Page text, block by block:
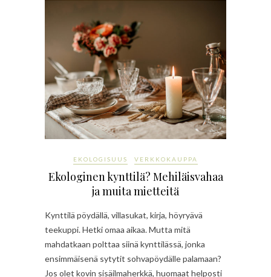
EKOLOGISUUS VERKKOKAUPPA
Ekologinen kynttilä? Mehiläisvahaa
ja muita mietteitä
Kynttilä pöydällä, villasukat, kirja, höyryävä
teekuppi. Hetki omaa aikaa. Mutta mitä
mahdatkaan polttaa siinä kynttilässä, jonka
ensimmäisenä sytytit sohvapöydälle palamaan?
Jos olet kovin sisäilmaherkkä, huomaat helposti